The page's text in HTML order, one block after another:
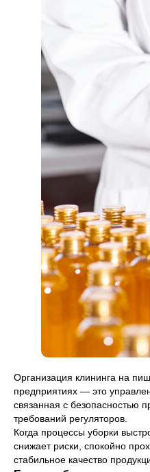
Организация клининга на
предприятиях — это
связанная с безопасностью
требований регуляторов.
Когда процессы уборки
снижает риски, спокойно
стабильное качество